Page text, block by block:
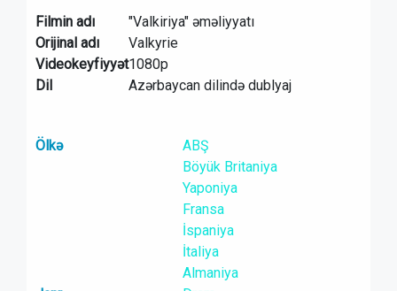
Filmin adı
"Valkiriya" əməliyyatı
Orijinal adı
Valkyrie
Videokeyfiyyət1080p
Dil
Azərbaycan dilində dublyaj
Ölkə
ABŞ
Böyük Britaniya
Yaponiya
Fransa
İspaniya
İtaliya
Almaniya